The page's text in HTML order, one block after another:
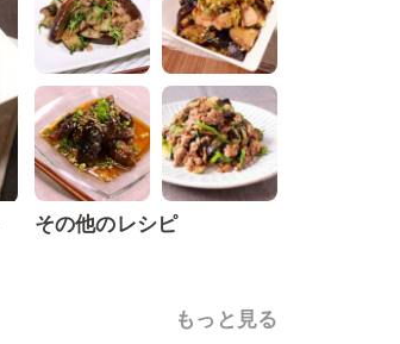
その他のレシピ
もっと見る